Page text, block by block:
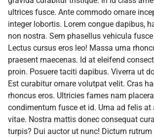
ultrices fusce. Ante commodo ornare
integer lobortis. Lorem congue dapibus,
non nostra. Sem phasellus vehicula
Lectus cursus eros leo! Massa urna
praesent maecenas. Id at eleifend
proin. Posuere taciti dapibus. Viverra ut
Est curabitur ornare volutpat velit. Cras
rhoncus eros. Ultricies fames nam
condimentum fusce et id. Urna ad felis at
vitae. Nostra mattis donec consequat
turpis? Dui auctor ut nunc! Dictum rutrum